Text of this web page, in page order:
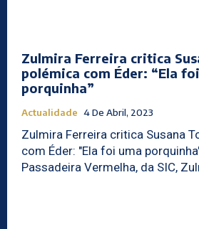
Zulmira Ferreira critica
polémica com Éder: “Ela
porquinha”
Actualidade 4 De Abril, 2023
Zulmira Ferreira critica Susana
com Éder: "Ela foi uma porquinha",
Passadeira Vermelha, da SIC,